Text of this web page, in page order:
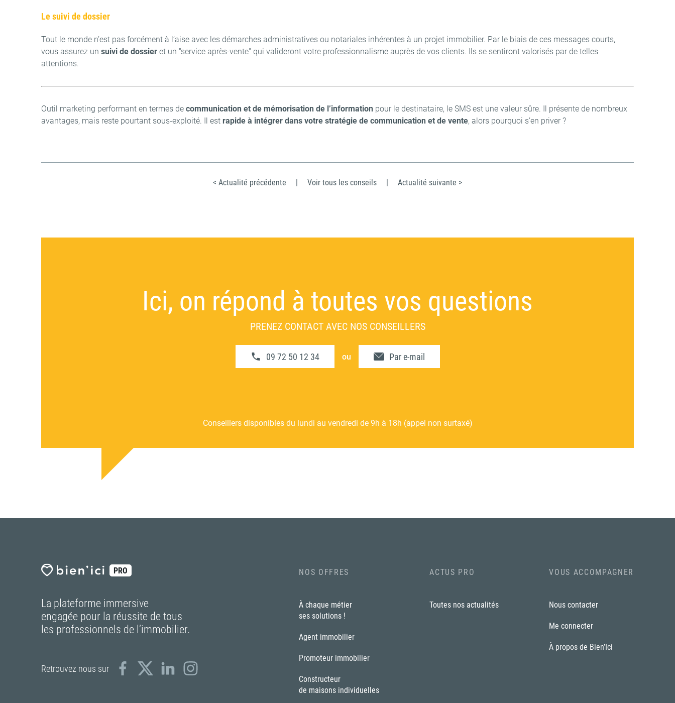
Le suivi de dossier
Tout le monde n’est pas forcément à l’aise avec les démarches administratives ou notariales inhérentes à un projet immobilier. Par le biais de ces messages courts,
vous assurez un suivi de dossier et un "service après-vente" qui valideront votre professionnalisme auprès de vos clients. Ils se sentiront valorisés par de telles
attentions.
Outil marketing performant en termes de communication et de mémorisation de l’information pour le destinataire, le SMS est une valeur sûre. Il présente de nombreux
avantages, mais reste pourtant sous-exploité. Il est rapide à intégrer dans votre stratégie de communication et de vente, alors pourquoi s’en priver ?
< Actualité précédente | Voir tous les conseils | Actualité suivante >
Ici, on répond à toutes vos questions
PRENEZ CONTACT AVEC NOS CONSEILLERS
09 72 50 12 34 ou Par e-mail
Conseillers disponibles du lundi au vendredi de 9h à 18h (appel non surtaxé)
PRO
La plateforme immersive
engagée pour la réussite de tous
les professionnels de l’immobilier.
Retrouvez nous sur
NOS OFFRES
À chaque métier
ses solutions !
Agent immobilier
Promoteur immobilier
Constructeur
de maisons individuelles
ACTUS PRO
Toutes nos actualités
VOUS ACCOMPAGNER
Nous contacter
Me connecter
À propos de Bien’Ici